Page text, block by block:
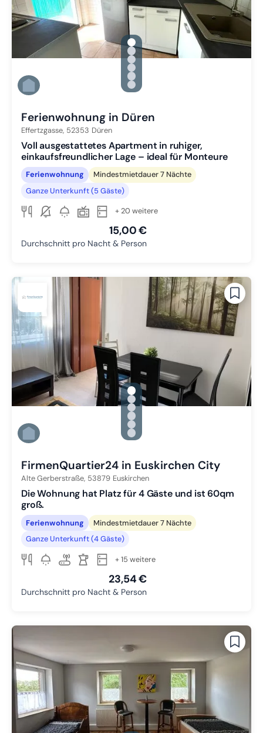
gallery.slide_selector
Zu Slide 1 wechseln
Zu Slide 2 wechseln
Zu Slide 3 wechseln
Zu Slide 4 wechseln
Zu Slide 5 wechseln
Zu Slide 6 wechseln
Ferienwohnung in Düren
Effertzgasse, 52353 Düren
Voll ausgestattetes Apartment in ruhiger,
einkaufsfreundlicher Lage – ideal für Monteure
Ferienwohnung
Mindestmietdauer 7 Nächte
Ganze Unterkunft (5 Gäste)
+ 20 weitere
15,00 €
Durchschnitt pro Nacht & Person
gallery.slide_selector
Zu Slide 1 wechseln
Zu Slide 2 wechseln
Zu Slide 3 wechseln
Zu Slide 4 wechseln
Zu Slide 5 wechseln
Zu Slide 6 wechseln
FirmenQuartier24 in Euskirchen City
Alte Gerberstraße, 53879 Euskirchen
Die Wohnung hat Platz für 4 Gäste und ist 60qm
groß.
Ferienwohnung
Mindestmietdauer 7 Nächte
Ganze Unterkunft (4 Gäste)
+ 15 weitere
23,54 €
Durchschnitt pro Nacht & Person